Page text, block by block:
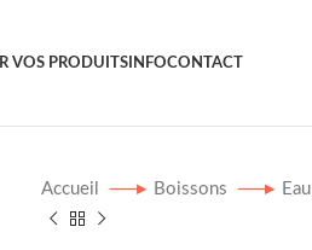
VOS PRODUITS INFOCONTACT
Accueil Boissons